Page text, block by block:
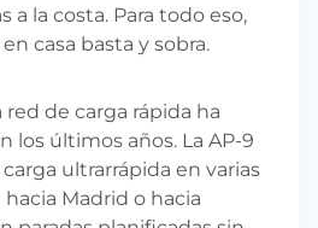
a la costa. Para todo eso,
casa basta y sobra.
red de carga rápida ha
los últimos años. La AP-9
ultrarrápida en varias
hacia Madrid o hacia